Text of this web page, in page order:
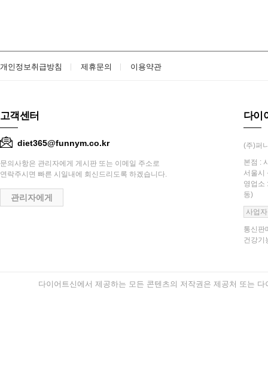
개인정보취급방침 제휴문의 이용약관
고객센터
diet365@funnym.co.kr
문의사항은 관리자에게 게시판 또는 이메일 주소로
연락주시면 빠른 시일내에 회신드리도록 하겠습니다.
관리자에게
다이
(주)퍼
본점 :
서울시
영업소
동)
사업
통신판
건강기
다이어트신에서 제공하는 모든 콘텐츠의 저작권은 제공처 또는